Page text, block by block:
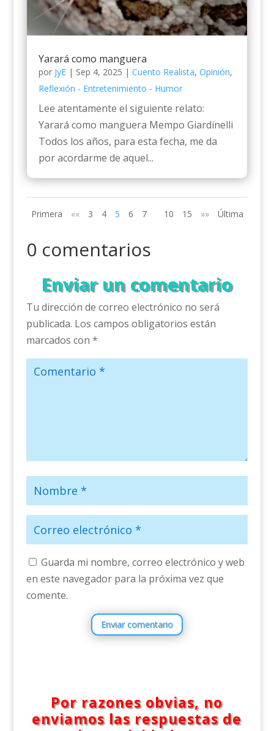
Yarará como manguera
por JyE| Sep 4, 2025 | Cuento Realista, Opinión,
Reflexión - Entretenimiento - Humor
Lee atentamente el siguiente relato:
Yarará como manguera Mempo Giardinelli
Todos los años, para esta fecha, me da
por acordarme de aquel...
Primera «« 3 4 5 6 7 10 15 »» Última
0 comentarios
Enviar un comentario
Tu dirección de correo electrónico no será
publicada. Los campos obligatorios están
marcados con *
Guarda mi nombre, correo electrónico y web
en este navegador para la próxima vez que
comente.
Enviar comentario
Por razones obvias, no
enviamos las respuestas de